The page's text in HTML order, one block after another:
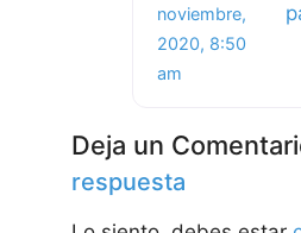
noviembre,
2020, 8:50
am
Deja un
respuesta